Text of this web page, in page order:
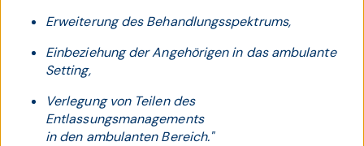
Erweiterung des Behandlungsspektrums,
Einbeziehung der Angehörigen in das ambulante
Setting,
Verlegung von Teilen des
Entlassungsmanagements
in den ambulanten Bereich."